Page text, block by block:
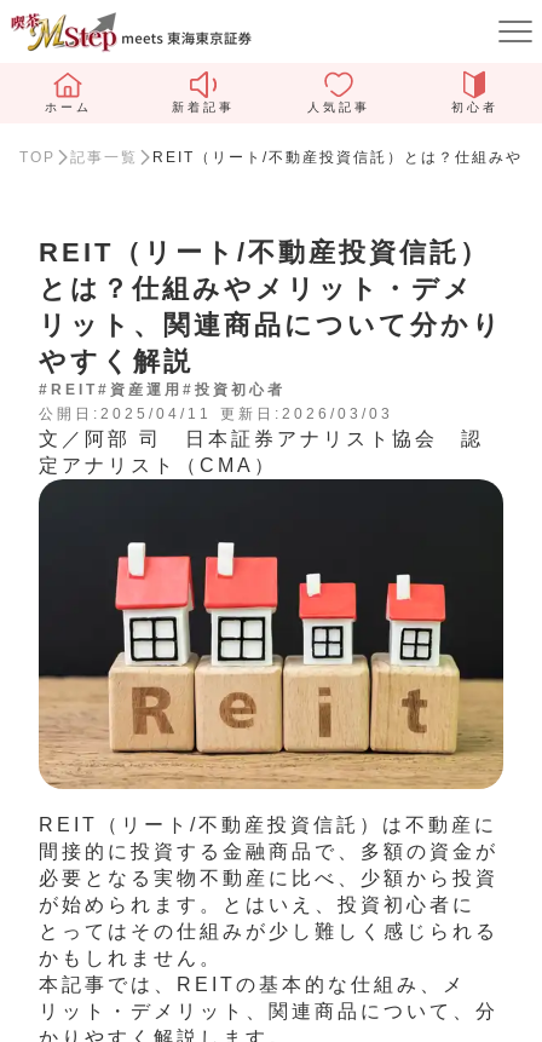
ホーム 新着記事 人気記事 初心者
TOP 記事一覧 REIT（リート/不動産投資信託）とは？仕組みや
REIT（リート/不動産投資信託）
とは？仕組みやメリット・デメ
リット、関連商品について分かり
やすく解説
#REIT#資産運用 #投資初心者
公開日:2025/04/11
更新日:2026/03/03
文／阿部 司 日本証券アナリスト協会 認
定アナリスト（CMA）
REIT（リート/不動産投資信託）は不動産に
間接的に投資する金融商品で、多額の資金が
必要となる実物不動産に比べ、少額から投資
が始められます。とはいえ、投資初心者に
とってはその仕組みが少し難しく感じられる
かもしれません。
本記事では、REITの基本的な仕組み、メ
リット・デメリット、関連商品について、分
かりやすく解説します。